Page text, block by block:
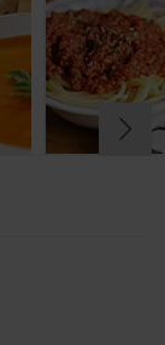
Cel mult 60 minute
Simplu